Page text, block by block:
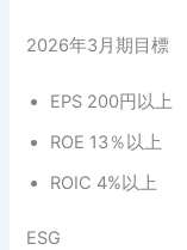
2026年3月期目標
EPS 200円以上
ROE 13％以上
ROIC 4%以上
ESG